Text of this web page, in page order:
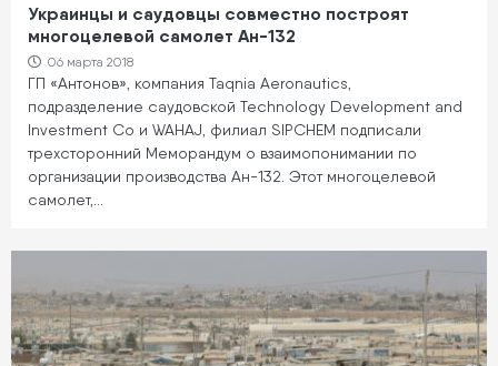
Украинцы и саудовцы совместно построят
многоцелевой самолет Ан-132
06 марта 2018
ГП «Антонов», компания Taqnia Aeronautics,
подразделение саудовской Technology Development and
Investment Co и WAHAJ, филиал SIPCHEM подписали
трехсторонний Меморандум о взаимопонимании по
организации производства Aн-132. Этот многоцелевой
самолет,…